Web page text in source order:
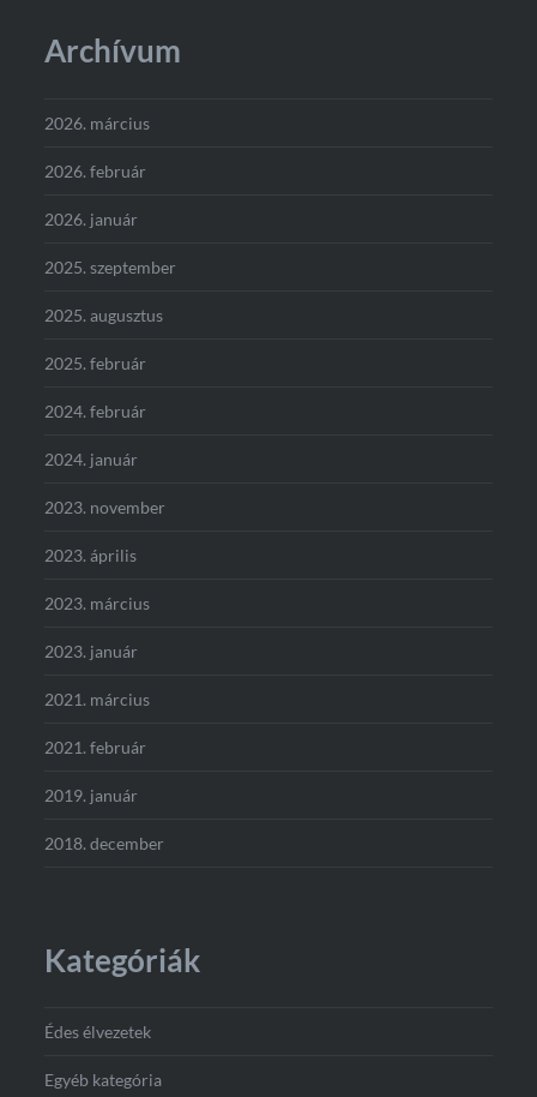
Archívum
2026. március
2026. február
2026. január
2025. szeptember
2025. augusztus
2025. február
2024. február
2024. január
2023. november
2023. április
2023. március
2023. január
2021. március
2021. február
2019. január
2018. december
Kategóriák
Édes élvezetek
Egyéb kategória